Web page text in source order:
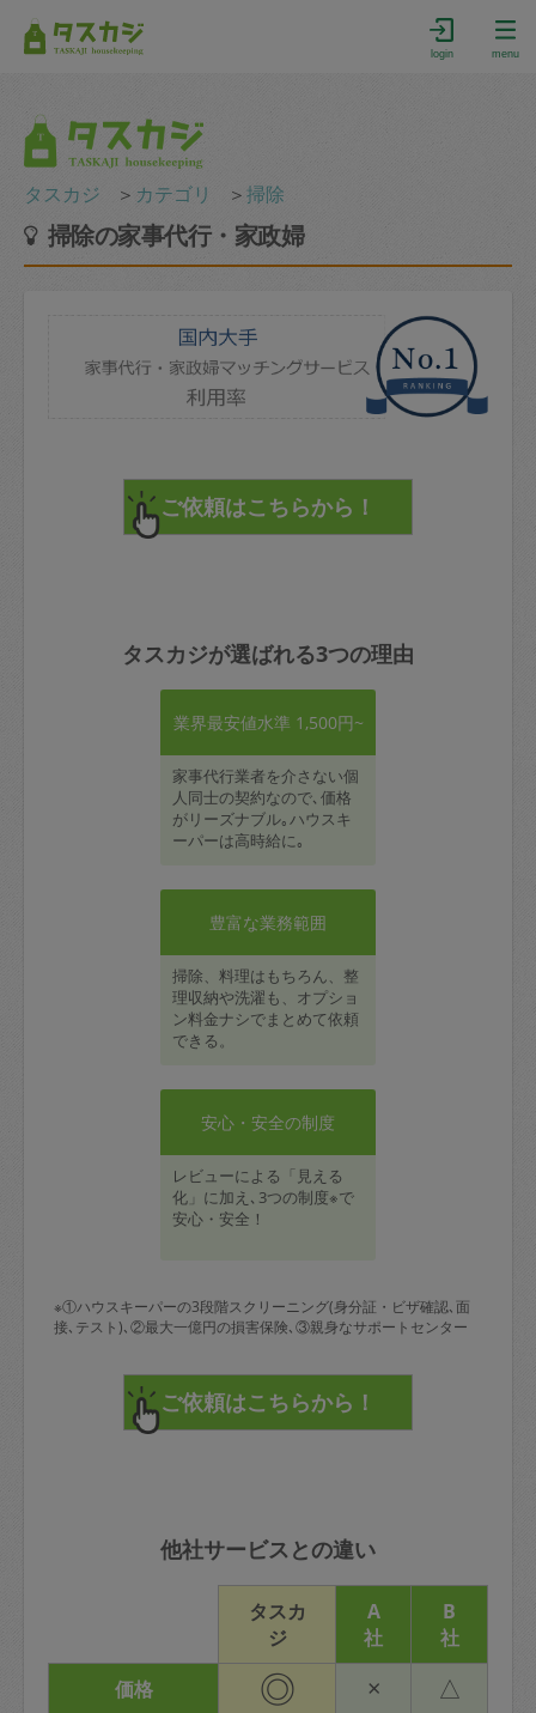
login menu
タスカジ ＞ カテゴリ ＞掃除
掃除の家事代行・家政婦
タスカジが選ばれる3つの理由
業界最安値水準 1,500円~
家事代行業者を介さない個
人同士の契約なので､価格
がリーズナブル｡ハウスキ
ーパーは高時給に｡
豊富な業務範囲
掃除、料理はもちろん、整
理収納や洗濯も、オプショ
ン料金ナシでまとめて依頼
できる。
安心・安全の制度
レビューによる「見える
化」に加え､3つの制度※で
安心・安全！
※①ハウスキーパーの3段階スクリーニング(身分証・ビザ確認､面
接､テスト)､②最大一億円の損害保険､③親身なサポートセンター
他社サービスとの違い
タスカ
ジ
A
社
B
社
価格
◎ × △